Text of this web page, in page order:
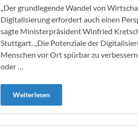
„Der grundlegende Wandel von
Digitalisierung erfordert auch einen
sagte Ministerpräsident Winfried
Stuttgart. „Die Potenziale der
Menschen vor Ort spürbar zu
oder …
Weiterlesen